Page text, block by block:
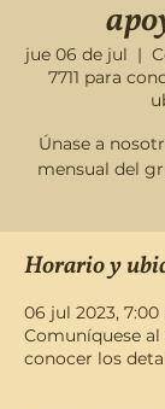
jue 06 de jul
  |
7711 para
Únase a
mensual del
Horario y
06 jul 2023, 7:00
Comuníquese al
conocer los